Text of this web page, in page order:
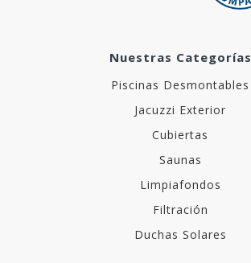
Nuestras Categorías
Piscinas Desmontables
Jacuzzi Exterior
Cubiertas
Saunas
Limpiafondos
Filtración
Duchas Solares